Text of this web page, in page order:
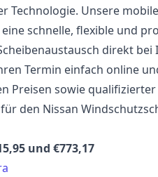
Technologie. Unsere
schnelle, flexible und
direkt bei
Termin einfach online
Preisen sowie
den Nissan
und €773,17